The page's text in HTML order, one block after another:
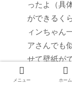
ったよ（具
ができるく
ィンちゃん
アさんでも
せて壁紙が
の小説でも
メニュー ホーム